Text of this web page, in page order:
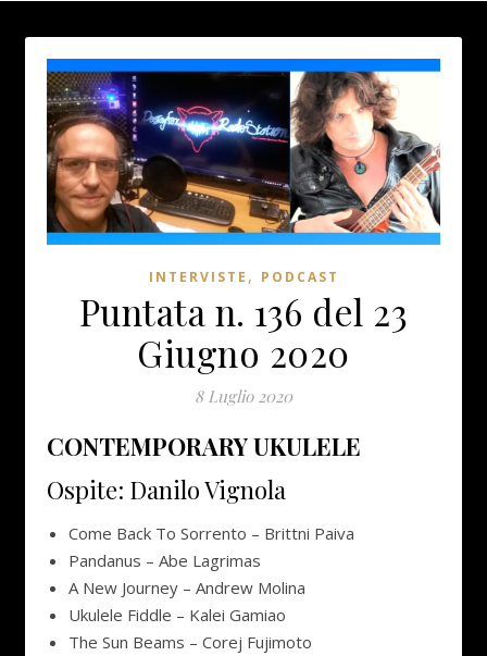
INTERVISTE , PODCAST
Puntata n. 136 del 23
Giugno 2020
8 Luglio 2020
CONTEMPORARY UKULELE
Ospite: Danilo Vignola
Come Back To Sorrento – Brittni Paiva
Pandanus – Abe Lagrimas
A New Journey – Andrew Molina
Ukulele Fiddle – Kalei Gamiao
The Sun Beams – Corej Fujimoto